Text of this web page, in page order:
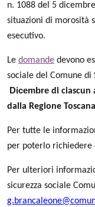
n. 1088 del 5
situazioni di morosità
esecutivo.
Le domande devono
sociale del Comune di
Dicembre di ciascun
dalla Regione Toscana
Per tutte le
per poterlo richiedere
Per ulteriori
sicurezza sociale